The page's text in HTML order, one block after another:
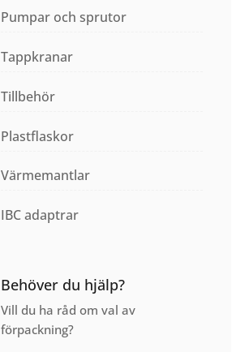
Pumpar och sprutor
Tappkranar
Tillbehör
Plastflaskor
Värmemantlar
IBC adaptrar
Behöver du hjälp?
Vill du ha råd om val av
förpackning?